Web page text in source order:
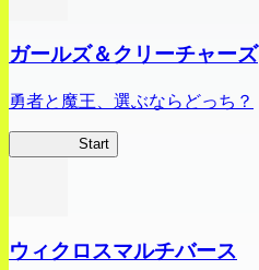
ガールズ＆クリーチャーズ
勇者と魔王、選ぶならどっち？
Start
ウィクロスマルチバース